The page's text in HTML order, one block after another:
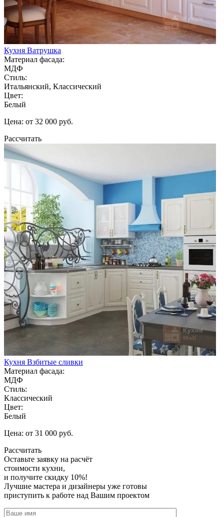
Кухня Ватрушка
Материал фасада:
МДФ
Стиль:
Итальянский, Классический
Цвет:
Белый
Цена: от 32 000 руб.
Рассчитать
Кухня Взбитые сливки
Материал фасада:
МДФ
Стиль:
Классический
Цвет:
Белый
Цена: от 31 000 руб.
Рассчитать
Оставьте заявку на расчёт
стоимости кухни,
и получите скидку 10%!
Лучшие мастера и дизайнеры уже готовы
приступить к работе над Вашим проектом